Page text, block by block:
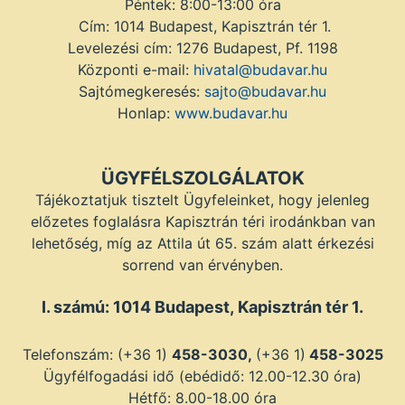
Péntek: 8:00-13:00 óra
Cím: 1014 Budapest, Kapisztrán tér 1.
Levelezési cím: 1276 Budapest, Pf. 1198
Központi e-mail: hivatal@budavar.hu
Sajtómegkeresés: sajto@budavar.hu
Honlap: www.budavar.hu
ÜGYFÉLSZOLGÁLATOK
Tájékoztatjuk tisztelt Ügyfeleinket, hogy jelenleg
előzetes foglalásra Kapisztrán téri irodánkban van
lehetőség, míg az Attila út 65. szám alatt érkezési
sorrend van érvényben.
I. számú: 1014 Budapest, Kapisztrán tér 1.
Telefonszám: (+36 1) 458-3030, (+36 1) 458-3025
Ügyfélfogadási idő (ebédidő: 12.00-12.30 óra)
Hétfő: 8.00-18.00 óra